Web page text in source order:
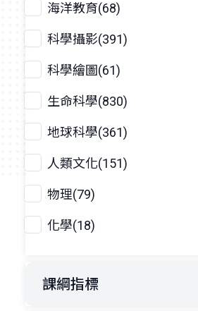
海洋教育(68)
科學攝影(391)
科學繪圖(61)
生命科學(830)
地球科學(361)
人類文化(151)
物理(79)
化學(18)
課綱指標